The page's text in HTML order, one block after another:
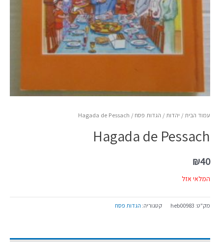
עמוד הבית / יהדות / הגדות פסח / Hagada de Pessach
Hagada de Pessach
₪40
המלאי אזל
מק"ט: heb00983 קטגוריה: הגדות פסח